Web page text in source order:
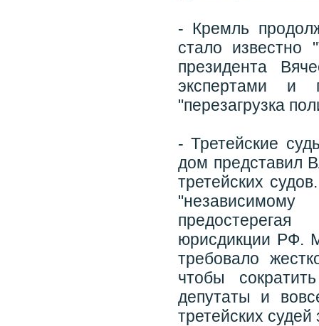
- Кремль
стало известно
президента
экспертами и
"перезагрузка
- Третейские
дом представил
третейских
юрисдикции РФ.
требовало
чтобы
депутаты и
третейских